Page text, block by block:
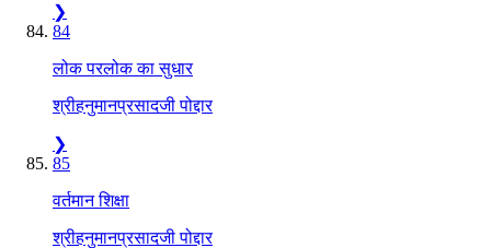
❯
84
लोक परलोक का सुधार
श्रीहनुमानप्रसादजी पोद्दार
❯
85
वर्तमान शिक्षा
श्रीहनुमानप्रसादजी पोद्दार